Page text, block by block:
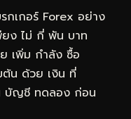
กเกอร์ Forex อย่าง
ยง ไม่ กี่ พัน บาท
ย เพิ่ม กำลัง ซื้อ
ต้น ด้วย เงิน ที่
บัญชี ทดลอง ก่อน